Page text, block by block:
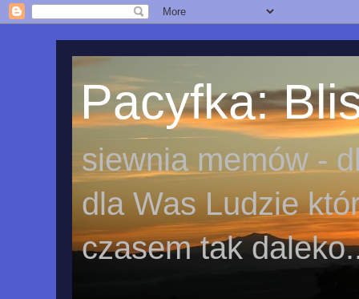
Pacyfka:
siewnia memów -
dla Was Ludzie
czasem tak